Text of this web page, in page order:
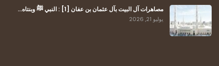
مصاهرات آل البيت بآل عثمان بن عفان [1] : النبي ﷺ وبنتاه…
يوليو 21, 2026